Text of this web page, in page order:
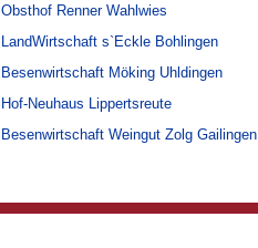
Obsthof Renner Wahlwies
LandWirtschaft s`Eckle Bohlingen
Besenwirtschaft Möking Uhldingen
Hof-Neuhaus Lippertsreute
Besenwirtschaft Weingut Zolg Gailingen